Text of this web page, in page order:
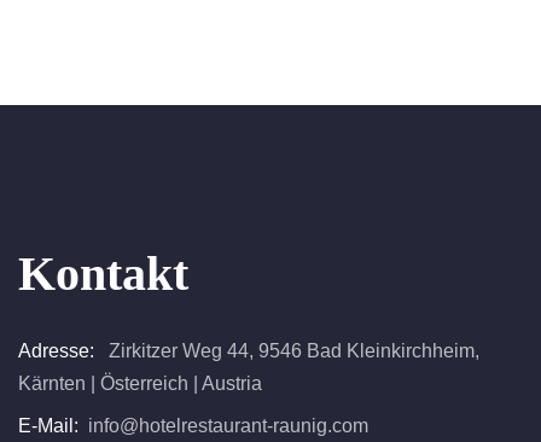
Kontakt
Adresse:
Zirkitzer Weg 44, 9546 Bad Kleinkirchheim,
Kärnten | Österreich | Austria
E-Mail: info@hotelrestaurant-raunig.com